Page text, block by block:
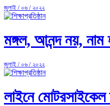
জুলাই / ০৬ / ২০২২
মঙ্গল, আনন্দ নয়, নাম
জুলাই / ০৬ / ২০২২
লাইনে মোটরসাইকেল